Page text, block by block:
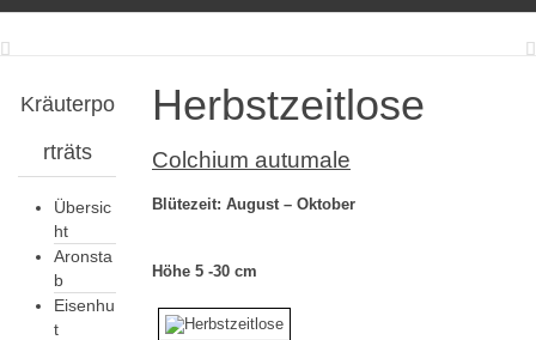
Herbstzeitlose
Colchium autumale
Blütezeit: August – Oktober
Höhe 5 -30 cm
Kräuterpo
rträts
Übersic
ht
Aronsta
b
Eisenhu
t